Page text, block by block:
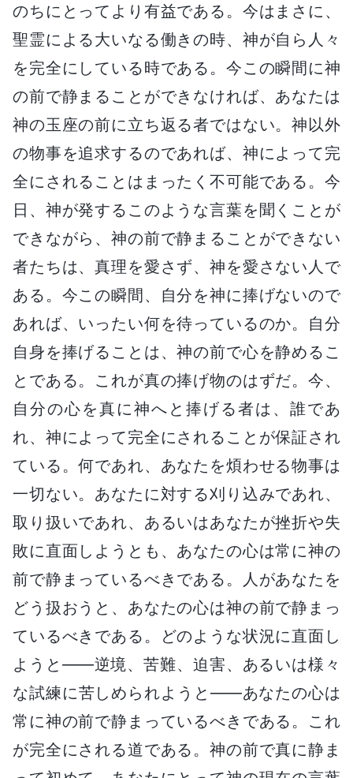
のちにとってより有益である。今はまさに、
聖霊による大いなる働きの時、神が自ら人々
を完全にしている時である。今この瞬間に神
の前で静まることができなければ、あなたは
神の玉座の前に立ち返る者ではない。神以外
の物事を追求するのであれば、神によって完
全にされることはまったく不可能である。今
日、神が発するこのような言葉を聞くことが
できながら、神の前で静まることができない
者たちは、真理を愛さず、神を愛さない人で
ある。今この瞬間、自分を神に捧げないので
あれば、いったい何を待っているのか。自分
自身を捧げることは、神の前で心を静めるこ
とである。これが真の捧げ物のはずだ。今、
自分の心を真に神へと捧げる者は、誰であ
れ、神によって完全にされることが保証され
ている。何であれ、あなたを煩わせる物事は
一切ない。あなたに対する刈り込みであれ、
取り扱いであれ、あるいはあなたが挫折や失
敗に直面しようとも、あなたの心は常に神の
前で静まっているべきである。人があなたを
どう扱おうと、あなたの心は神の前で静まっ
ているべきである。どのような状況に直面し
ようと――逆境、苦難、迫害、あるいは様々
な試練に苦しめられようと――あなたの心は
常に神の前で静まっているべきである。これ
が完全にされる道である。神の前で真に静ま